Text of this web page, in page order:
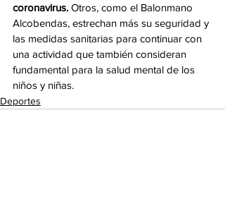
coronavirus. Otros, como el Balonmano
Alcobendas, estrechan más su seguridad y
las medidas sanitarias para continuar con
una actividad que también consideran
fundamental para la salud mental de los
niños y niñas.
Deportes